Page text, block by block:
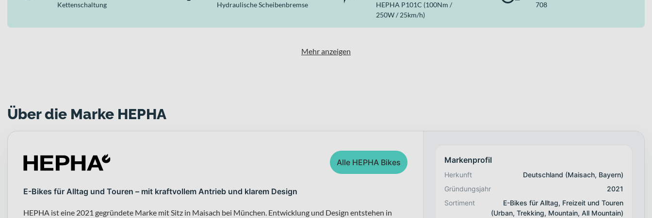
Kettenschaltung Hydraulische Scheibenbremse
HEPHA P101C (100Nm /
250W / 25km/h)
708
Mehr anzeigen
Über die Marke HEPHA
Alle HEPHA Bikes
E-Bikes für Alltag und Touren – mit kraftvollem Antrieb und klarem Design
HEPHA ist eine 2021 gegründete Marke mit Sitz in Maisach bei München. Entwicklung und Design entstehen in
Markenprofil
Herkunft
Deutschland (Maisach, Bayern)
Gründungsjahr
2021
Sortiment
E-Bikes für Alltag, Freizeit und Touren
(Urban, Trekking, Mountain, All Mountain)